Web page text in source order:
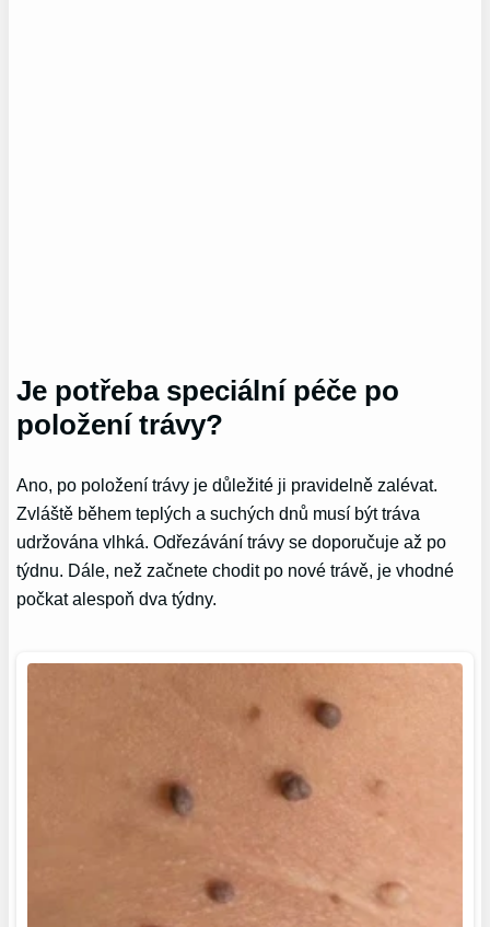
Je potřeba speciální péče po
položení trávy?
Ano, po položení trávy je důležité ji pravidelně zalévat.
Zvláště během teplých a suchých dnů musí být tráva
udržována vlhká. Odřezávání trávy se doporučuje až po
týdnu. Dále, než začnete chodit po nové trávě, je vhodné
počkat alespoň dva týdny.